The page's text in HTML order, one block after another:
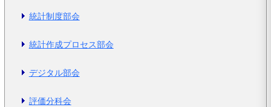
統計制度部会
統計作成プロセス部会
デジタル部会
評価分科会